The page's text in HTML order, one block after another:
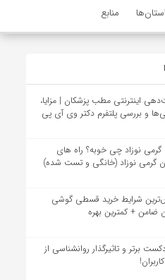
منابع
اینترنتی مطب پزشکان | مزایا،
و بررسی پلتفرم دکتر وی آی پی
گرمی نوزاد چی خوبه؟ راه های
گرمی نوزاد (خانگی و تست شده)
شرایط خرید قسطی گوشی
ضامن + کمترین بهره
برتر و تاثیرگذار روانشناسی از